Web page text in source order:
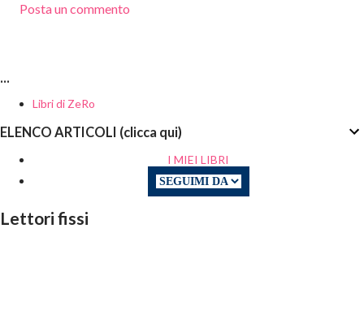
Posta un commento
...
Libri di ZeRo
ELENCO ARTICOLI (clicca qui)
I MIEI LIBRI
Lettori fissi